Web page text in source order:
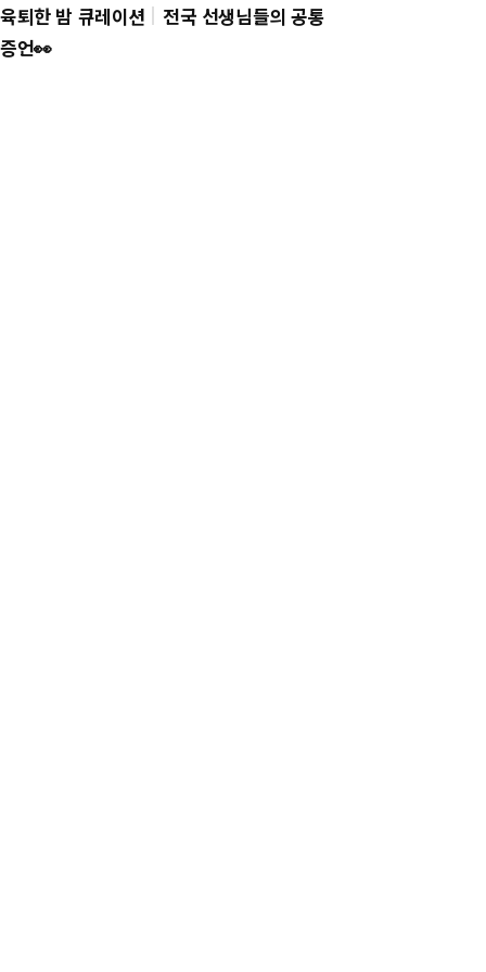
육퇴한 밤 큐레이션
전국 선생님들의 공통
증언👀